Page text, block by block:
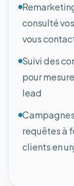
consulté
vous
Suivi des
pour
lead
requêtes à
clients en